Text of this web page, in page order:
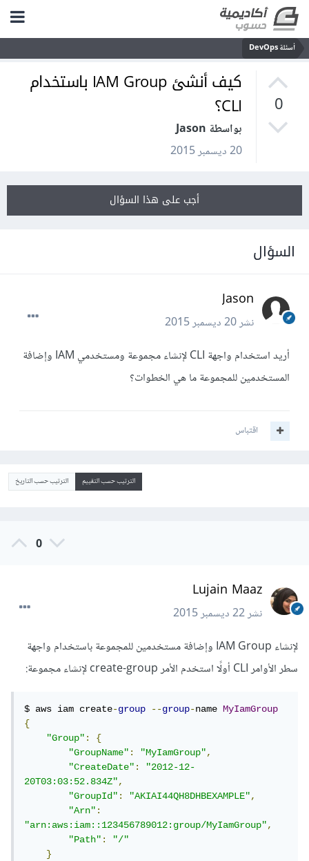
أسئلة DevOps
0
كيف أنشئ IAM Group باستخدام
CLI؟
بواسطة Jason
20 ديسمبر 2015
أجب على هذا السؤال
السؤال
Jason
نشر20 ديسمبر 2015
أريد استخدام واجهة CLI لإنشاء مجموعة ومستخدمي IAM وإضافة
المستخدمين للمجموعة ما هي الخطوات؟
اقتباس
الترتيب حسب التقييم الترتيب حسب التاريخ
0
Lujain Maaz
نشر22 ديسمبر 2015
لإنشاء IAM Group وإضافة مستخدمين للمجموعة باستخدام واجهة
سطر الأوامر CLI أولًا استخدم الأمر create-group لإنشاء مجموعة:
$ aws iam create-group --group-name MyIamGroup
{
"Group":
{
"GroupName": "MyIamGroup",
"CreateDate":
"2012-12-
20T03:03:52.834Z",
"GroupId": "AKIAI44QH8DHBEXAMPLE",
"Arn":
"arn:aws:iam::123456789012:group/MyIamGroup",
"Path":
"/"
}